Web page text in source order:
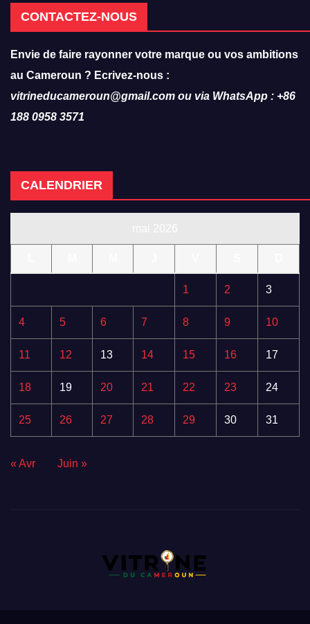
CONTACTEZ-NOUS
Envie de faire rayonner votre marque ou vos ambitions
au Cameroun ? Ecrivez-nous :
vitrineducameroun@gmail.com ou via WhatsApp : +86
188 0958 3571
CALENDRIER
1 2 3
4 5 6 7 8 9 10
11 12 13 14 15 16 17
18 19 20 21 22 23 24
25 26 27 28 29 30 31
« Avr Juin »